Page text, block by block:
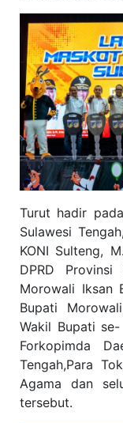
Turut hadir
Sulawesi
KONI Sulteng,
DPRD
Morowali Iksan
Bupati
Wakil Bupati
Forkopimda
Tengah,Para
Agama dan
tersebut.